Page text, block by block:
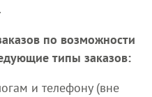
по возможности
типы заказов:
и телефону (вне